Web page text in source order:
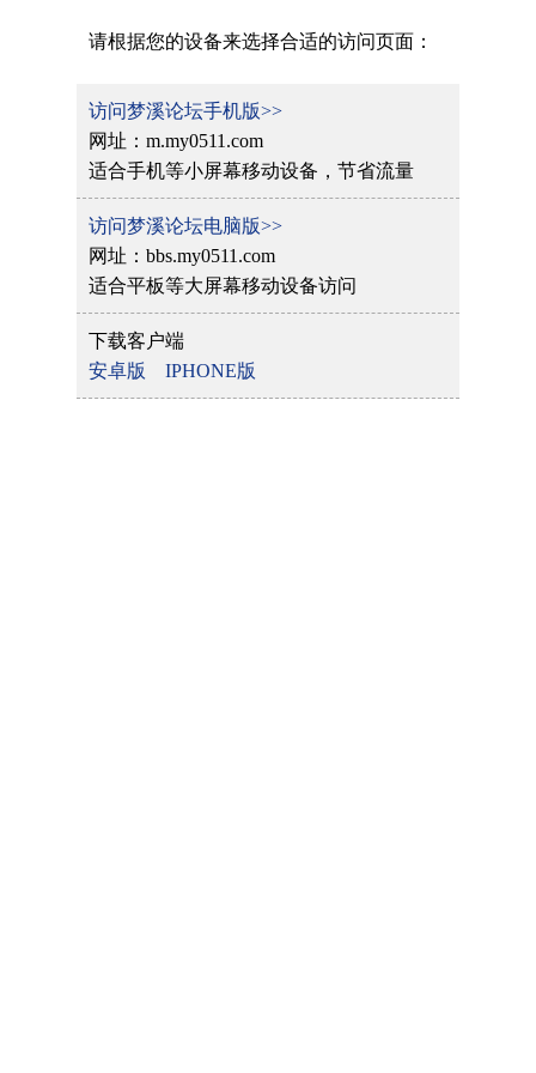
请根据您的设备来选择合适的访问页面：
访问梦溪论坛手机版>>
网址：m.my0511.com
适合手机等小屏幕移动设备，节省流量
访问梦溪论坛电脑版>>
网址：bbs.my0511.com
适合平板等大屏幕移动设备访问
下载客户端
安卓版
IPHONE版